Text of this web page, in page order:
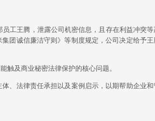
工王腾，泄露公司机密信息，且存在利益冲突等
团诚信廉洁守则》等制度规定，公司决定给予王
触及商业秘密法律保护的核心问题。
、法律责任承担以及案例启示，以期帮助企业和